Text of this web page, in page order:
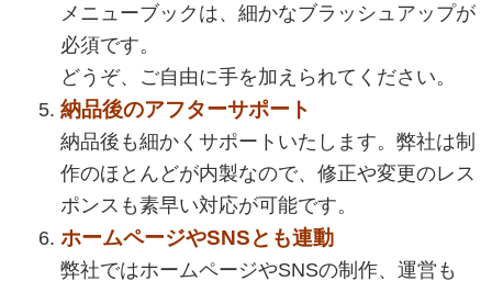
メニューブックは、細かなブラッシュアップが
必須です。
どうぞ、ご自由に手を加えられてください。
納品後のアフターサポート
納品後も細かくサポートいたします。弊社は制
作のほとんどが内製なので、修正や変更のレス
ポンスも素早い対応が可能です。
ホームページやSNSとも連動
弊社ではホームページやSNSの制作、運営も